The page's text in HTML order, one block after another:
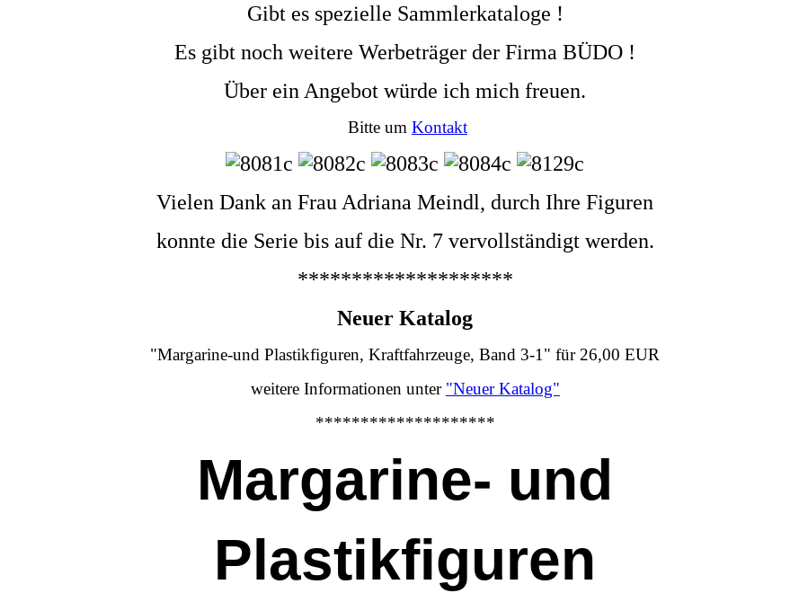
Gibt es spezielle Sammlerkataloge !
Es gibt noch weitere Werbeträger der Firma BÜDO !
Über ein Angebot würde ich mich freuen.
Bitte um Kontakt
Vielen Dank an Frau Adriana Meindl, durch Ihre Figuren
konnte die Serie bis auf die Nr. 7 vervollständigt werden.
********************
Neuer Katalog
"Margarine-und Plastikfiguren, Kraftfahrzeuge, Band 3-1" für 26,00 EUR
weitere Informationen unter "Neuer Katalog"
********************
Margarine- und
Plastikfiguren